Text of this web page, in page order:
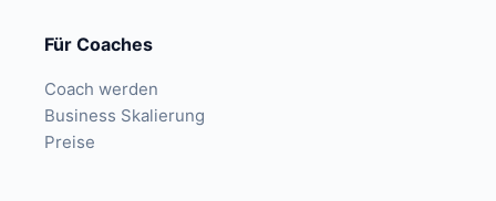
Für Coaches
Coach werden
Business Skalierung
Preise